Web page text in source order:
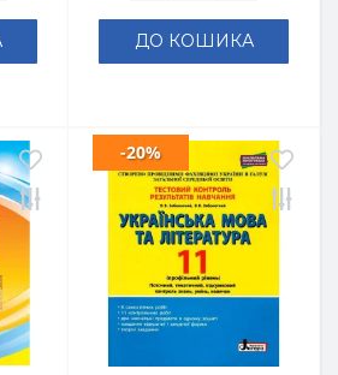
ДО КОШИКА
-20%